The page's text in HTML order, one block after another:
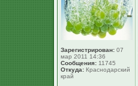
Зарегистрирован: 07
мар 2011 14:36
Сообщения: 11745
Откуда: Краснодарский
край